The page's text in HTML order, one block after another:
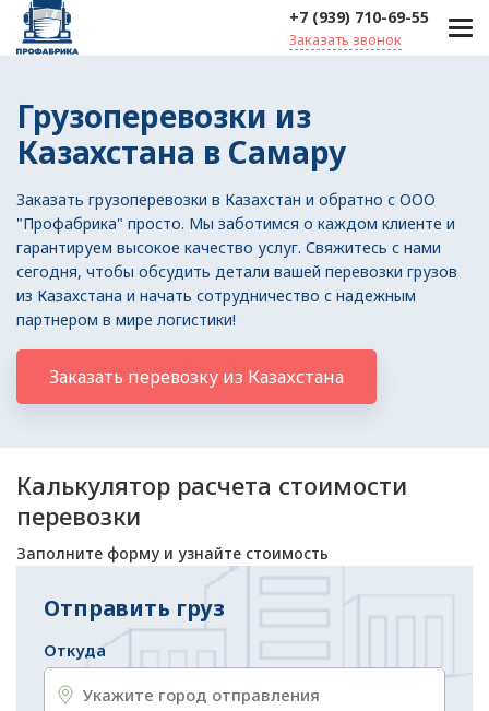
+7 (939) 710-69-55
Заказать звонок
Грузоперевозки из
Казахстана в Самару
Заказать грузоперевозки в Казахстан и обратно с ООО
"Профабрика" просто. Мы заботимся о каждом клиенте и
гарантируем высокое качество услуг. Свяжитесь с нами
сегодня, чтобы обсудить детали вашей перевозки грузов
из Казахстана и начать сотрудничество с надежным
партнером в мире логистики!
Заказать перевозку из Казахстана
Калькулятор расчета стоимости
перевозки
Заполните форму и узнайте стоимость
Отправить груз
Откуда